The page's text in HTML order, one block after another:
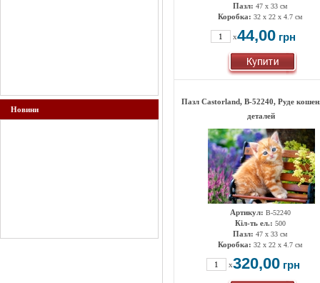
Новини
Пазл: 47 х 33 см
Коробка: 32 x 22 x 4.7 см
x44,00 грн
Пазл Castorland, B-52240, Руде
деталей
Артикул: B-52240
Кіл-ть ел.: 500
Пазл: 47 х 33 см
Коробка: 32 x 22 x 4.7 см
x320,00 грн